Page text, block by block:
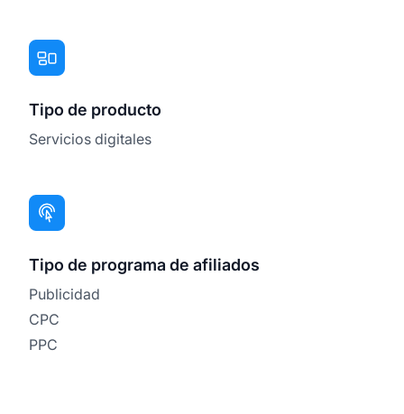
Tipo de producto
Servicios digitales
Tipo de programa de afiliados
Publicidad
CPC
PPC